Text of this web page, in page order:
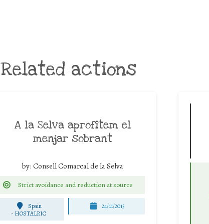
Related actions
A la Selva aprofitem el
menjar sobrant
by: Consell Comarcal de la Selva
Strict avoidance and reduction at source
Spain
- HOSTALRIC
24/11/2015